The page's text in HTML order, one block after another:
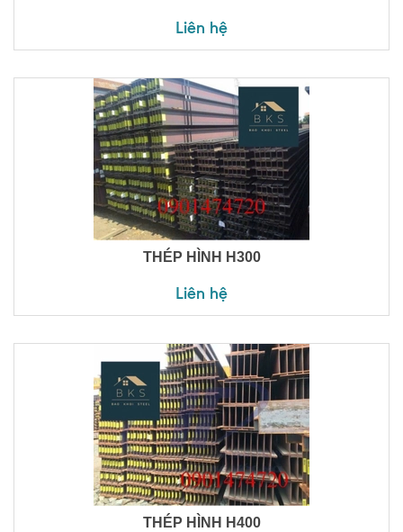
Liên hệ
THÉP HÌNH H300
Liên hệ
THÉP HÌNH H400